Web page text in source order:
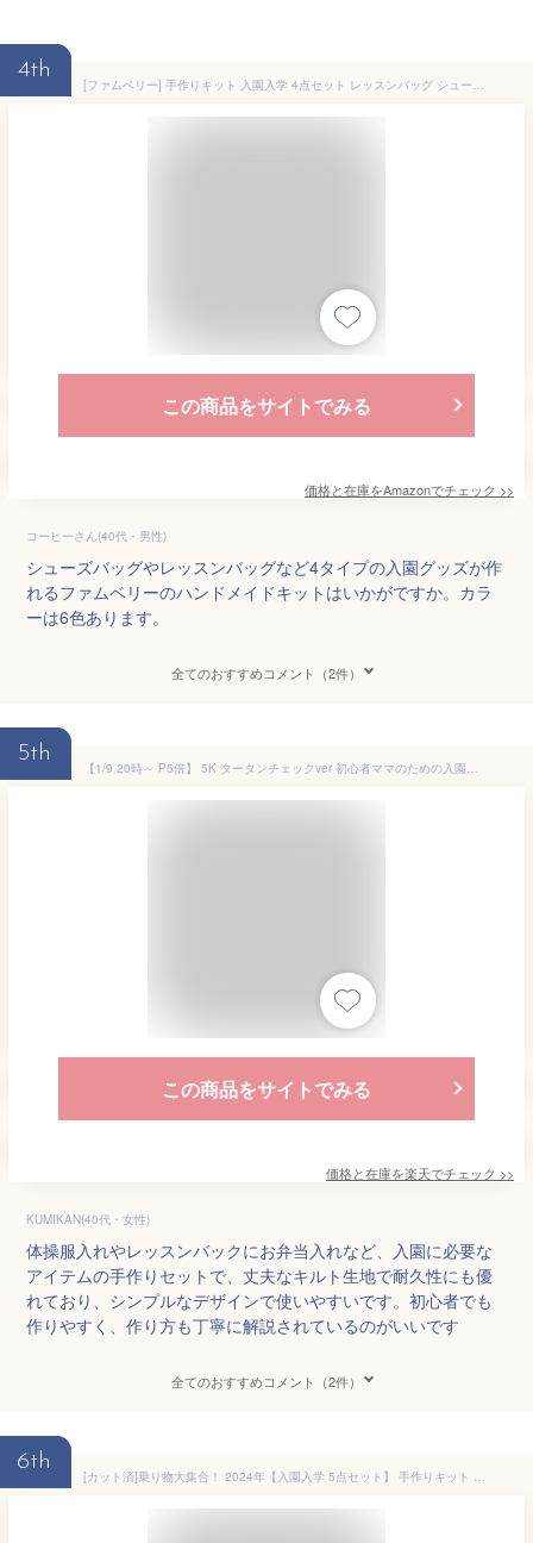
4th
[ファムベリー] 手作りキット 入園入学 4点セット レッスンバッグ シューズバッグ 体操着入れ 給食袋 材料セット 簡単 入園準備 入学準備 カット済み トートバッグ コップ袋 巾着袋 通園 通学 男の子 女の子 子供 (デニム×スター)
この商品をサイトでみる
価格と在庫をAmazonでチェック >>
コーヒーさん(40代・男性)
シューズバッグやレッスンバッグなど4タイプの入園グッズが作
れるファムベリーのハンドメイドキットはいかがですか。カラ
ーは6色あります。
全てのおすすめコメント（2件）
5th
【1/9 20時～ P5倍】 5K タータンチェックver 初心者ママのための入園入学グッズ手作りキット 通園通学の基本アイテムがすべて作れる、生地・材料・ミシン糸・レシピのセットです！入園グッズ男の子女の子 入園 入学
この商品をサイトでみる
価格と在庫を楽天でチェック >>
KUMIKAN(40代・女性)
体操服入れやレッスンバックにお弁当入れなど、入園に必要な
アイテムの手作りセットで、丈夫なキルト生地で耐久性にも優
れており、シンプルなデザインで使いやすいです。初心者でも
作りやすく、作り方も丁寧に解説されているのがいいです
全てのおすすめコメント（2件）
6th
[カット済]乗り物大集合！ 2024年【入園入学 5点セット】 手作りキット 電車 男の子 簡単 初心者 ハンドメイド キット 上靴入れ 上履き入れ シューズバッグ 体操着袋 お弁当袋 給食袋 袋物 巾着袋 テッテ 中厚手 生地 入園入学セット 小学校 入学準備 保育園 入園準備